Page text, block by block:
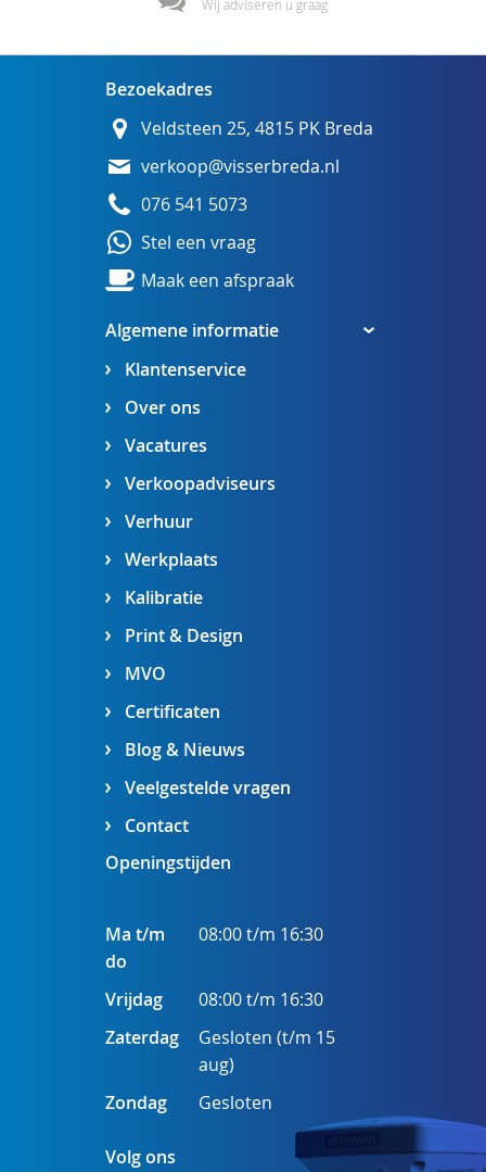
Wij adviseren u graag
Algemene informatie
Klantenservice
Over ons
Vacatures
Verkoopadviseurs
Verhuur
Werkplaats
Kalibratie
Print & Design
MVO
Certificaten
Blog & Nieuws
Veelgestelde vragen
Contact
Bezoekadres
Veldsteen 25, 4815 PK Breda
verkoop@visserbreda.nl
076 541 5073
Stel een vraag
Maak een afspraak
Openingstijden
Ma t/m
do
08:00 t/m 16:30
Vrijdag
08:00 t/m 16:30
Zaterdag
Gesloten (t/m 15
aug)
Zondag
Gesloten
Volg ons